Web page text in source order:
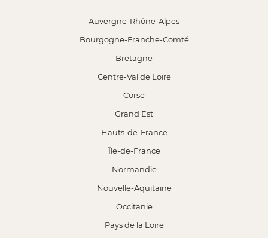
Auvergne-Rhône-Alpes
Bourgogne-Franche-Comté
Bretagne
Centre-Val de Loire
Corse
Grand Est
Hauts-de-France
Île-de-France
Normandie
Nouvelle-Aquitaine
Occitanie
Pays de la Loire